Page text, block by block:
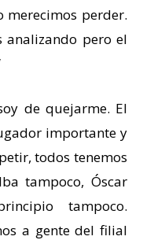
perder.
analizando pero el
de quejarme. El
importante y
todos tenemos
tampoco, Óscar
tampoco.
a gente del filial